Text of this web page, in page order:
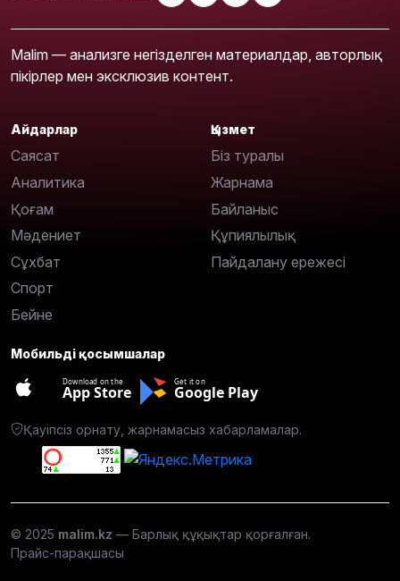
Malim — анализге негізделген материалдар, авторлық
пікірлер мен эксклюзив контент.
Айдарлар
Саясат
Аналитика
Қоғам
Мәдениет
Сұхбат
Спорт
Бейне
Қызмет
Біз туралы
Жарнама
Байланыс
Құпиялылық
Пайдалану ережесі
Мобильді қосымшалар
Download on the
App Store
Get it on
Google Play
Қауіпсіз орнату, жарнамасыз хабарламалар.
© 2025 malim.kz — Барлық құқықтар қорғалған.
Прайс-парақшасы